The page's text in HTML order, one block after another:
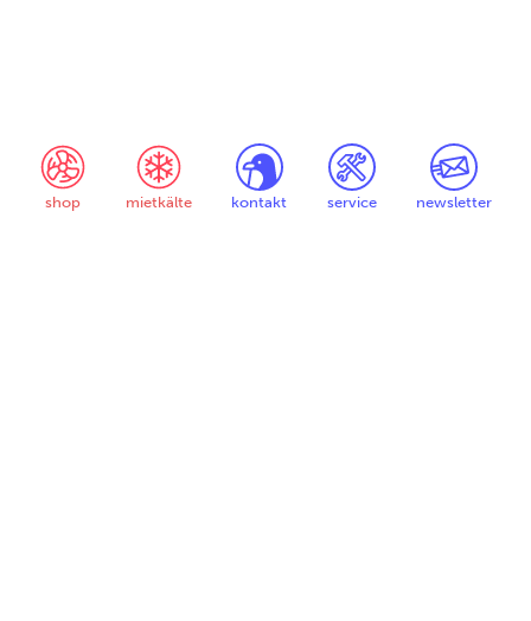
shop mietkälte kontakt service newsletter